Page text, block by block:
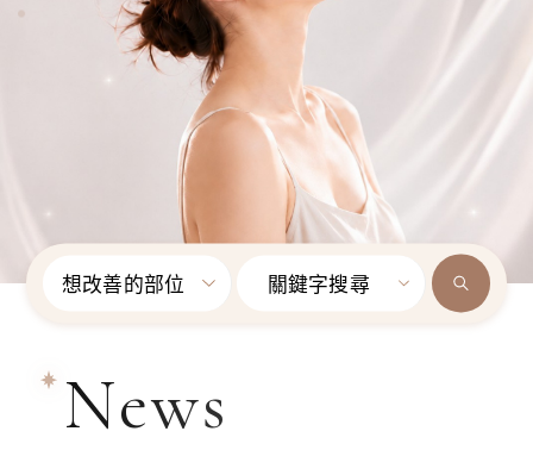
想改善的部位 關鍵字搜尋
News